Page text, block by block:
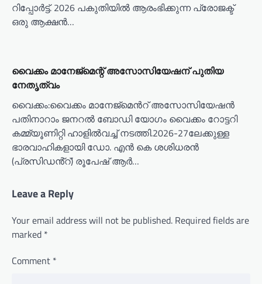
റിപ്പോർട്ട്. 2026 പകുതിയിൽ ആരംഭിക്കുന്ന പ്രോജക്ട്
ഒരു ആക്ഷൻ…
വൈക്കം മാനേജ്മെന്റ് അസോസിയേഷന് പുതിയ
നേതൃത്വം
വൈക്കം:വൈക്കം മാനേജ്മെൻറ് അസോസിയേഷൻ
പതിനാറാം ജനറൽ ബോഡി യോഗം വൈക്കം റോട്ടറി
കമ്മ്യൂണിറ്റി ഹാളിൽവച്ച് നടത്തി.2026-27ലേക്കുള്ള
ഭാരവാഹികളായി ഡോ. എൻ കെ ശശിധരൻ
(പ്രസിഡൻ്റ്) രൂപേഷ് ആർ…
Leave a Reply
Your email address will not be published. Required fields are
marked *
Comment *